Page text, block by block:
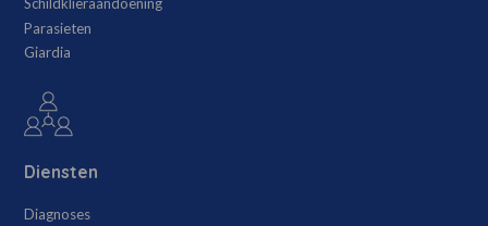
Schildklieraandoening
Parasieten
Giardia
Diensten
Diagnoses